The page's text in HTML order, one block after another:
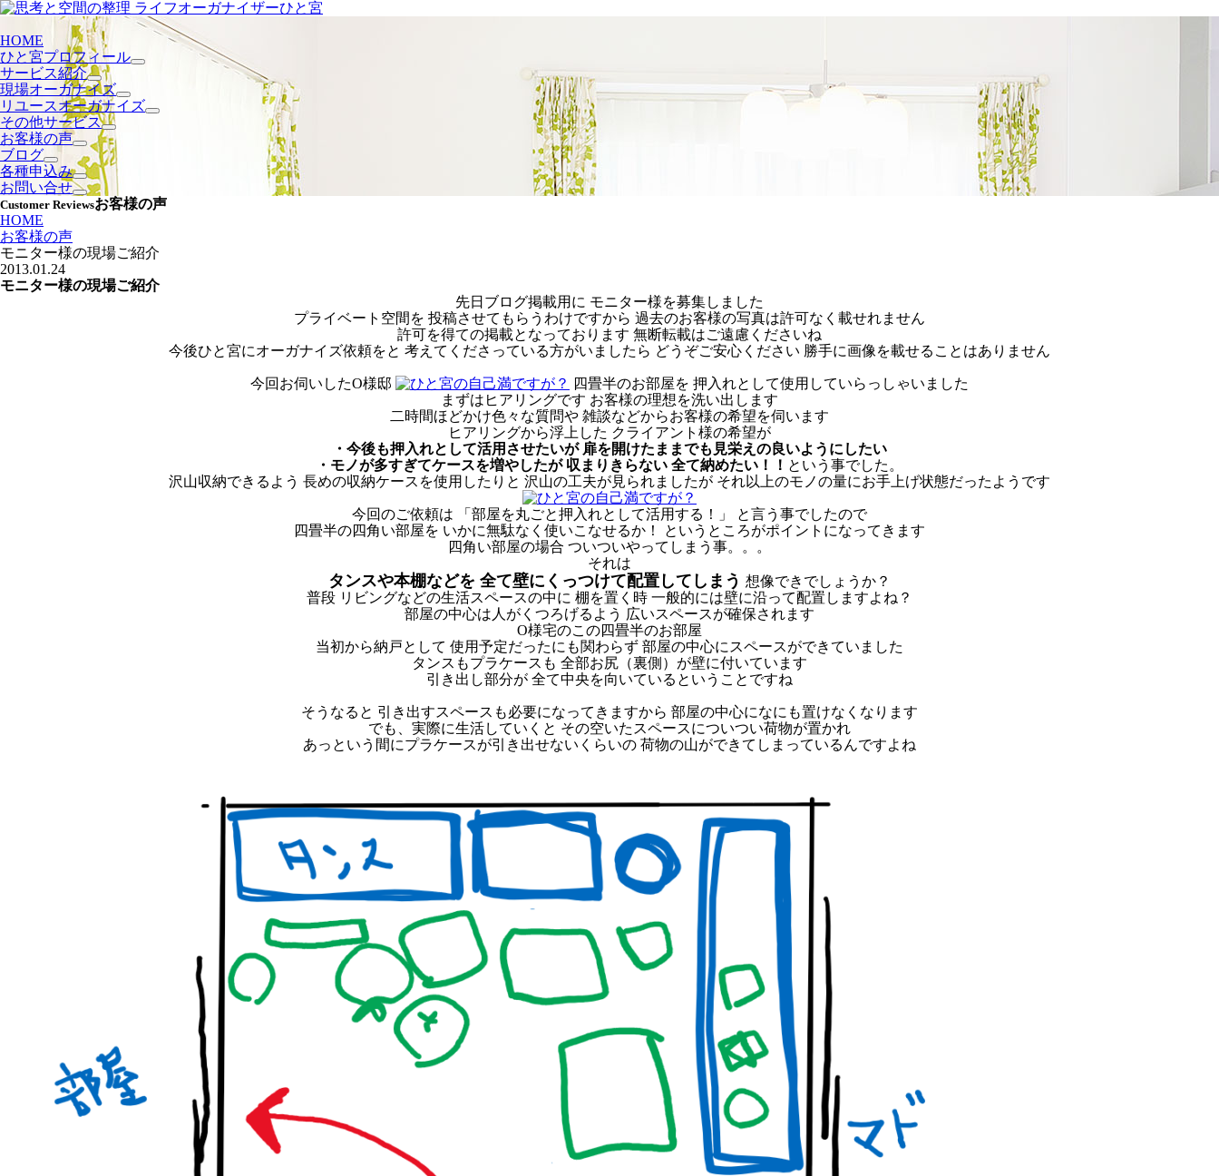
HOME
ひと宮プロフィール
サービス紹介
現場オーガナイズ
リユースオーガナイズ
その他サービス
お客様の声
ブログ
各種申込み
お問い合せ
Customer Reviewsお客様の声
HOME
お客様の声
モニター様の現場ご紹介
2013.01.24
モニター様の現場ご紹介
先日ブログ掲載用に モニター様を募集しました
プライベート空間を 投稿させてもらうわけですから 過去のお客様の写真は許可なく載せれません
許可を得ての掲載となっております 無断転載はご遠慮くださいね
今後ひと宮にオーガナイズ依頼をと 考えてくださっている方がいましたら どうぞご安心ください 勝手に画像を載せることはありません
今回お伺いしたO様邸
四畳半のお部屋を 押入れとして使用していらっしゃいました
まずはヒアリングです お客様の理想を洗い出します
二時間ほどかけ色々な質問や 雑談などからお客様の希望を伺います
ヒアリングから浮上した クライアント様の希望が
・今後も押入れとして活用させたいが 扉を開けたままでも見栄えの良いようにしたい
・モノが多すぎてケースを増やしたが 収まりきらない 全て納めたい！！ という事でした。
沢山収納できるよう 長めの収納ケースを使用したりと 沢山の工夫が見られましたが それ以上のモノの量にお手上げ状態だったようです
今回のご依頼は 「部屋を丸ごと押入れとして活用する！」 と言う事でしたので
四畳半の四角い部屋を いかに無駄なく使いこなせるか！ というところがポイントになってきます
四角い部屋の場合 ついついやってしまう事。。。
それは
タンスや本棚などを 全て壁にくっつけて配置してしまう 想像できでしょうか？
普段 リビングなどの生活スペースの中に 棚を置く時 一般的には壁に沿って配置しますよね？
部屋の中心は人がくつろげるよう 広いスペースが確保されます
O様宅のこの四畳半のお部屋
当初から納戸として 使用予定だったにも関わらず 部屋の中心にスペースができていました
タンスもプラケースも 全部お尻（裏側）が壁に付いています
引き出し部分が 全て中央を向いているということですね
そうなると 引き出すスペースも必要になってきますから 部屋の中心になにも置けなくなります
でも、実際に生活していくと その空いたスペースについつい荷物が置かれ
あっという間にプラケースが引き出せないくらいの 荷物の山ができてしまっているんですよね